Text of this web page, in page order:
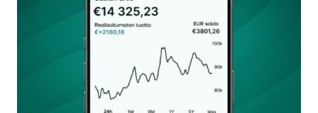
Nimesi tai nimimerkkisi